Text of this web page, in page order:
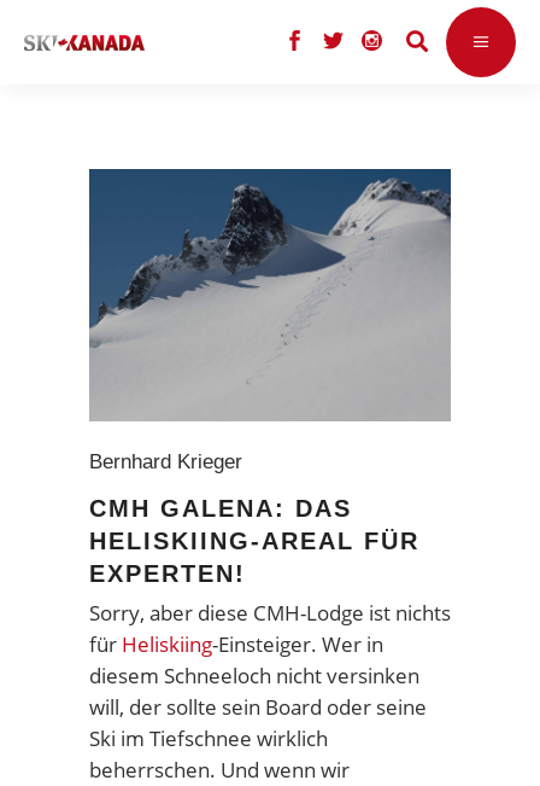
Bernhard Krieger
CMH GALENA: DAS
HELISKIING-AREAL FÜR
EXPERTEN!
Sorry, aber diese CMH-Lodge ist nichts
für Heliskiing-Einsteiger. Wer in
diesem Schneeloch nicht versinken
will, der sollte sein Board oder seine
Ski im Tiefschnee wirklich
beherrschen. Und wenn wir